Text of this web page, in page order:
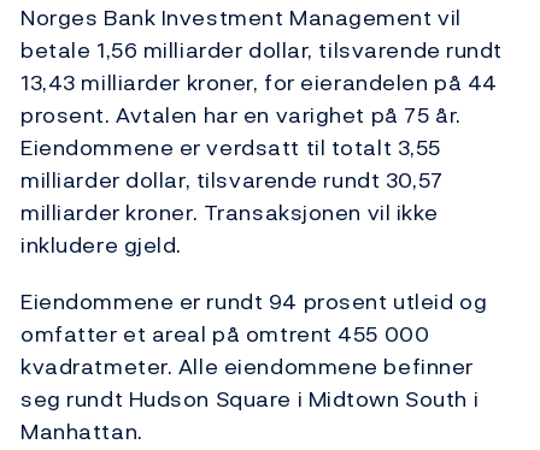
Norges Bank Investment Management vil
betale 1,56 milliarder dollar, tilsvarende rundt
13,43 milliarder kroner, for eierandelen på 44
prosent. Avtalen har en varighet på 75 år.
Eiendommene er verdsatt til totalt 3,55
milliarder dollar, tilsvarende rundt 30,57
milliarder kroner. Transaksjonen vil ikke
inkludere gjeld.
Eiendommene er rundt 94 prosent utleid og
omfatter et areal på omtrent 455 000
kvadratmeter. Alle eiendommene befinner
seg rundt Hudson Square i Midtown South i
Manhattan.